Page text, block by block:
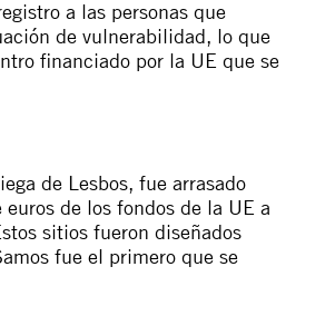
a las personas que
de vulnerabilidad, lo que
financiado por la UE que se
de Lesbos, fue arrasado
de los fondos de la UE a
sitios fueron diseñados
fue el primero que se